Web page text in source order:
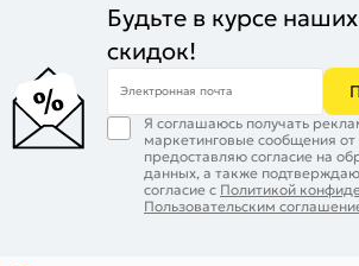
Будьте в курсе
скидок!
Электронная почта
Я соглашаюсь получать
маркетинговые сообщения
предоставляю согласие на
данных, а также
согласие с Политикой
Пользовательским